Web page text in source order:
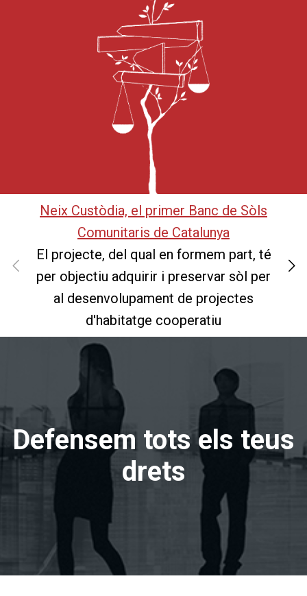
Neix Custòdia, el primer Banc de Sòls
Comunitaris de Catalunya
El projecte, del qual en formem part, té
per objectiu adquirir i preservar sòl per
al desenvolupament de projectes
d'habitatge cooperatiu
Defensem tots els teus
drets